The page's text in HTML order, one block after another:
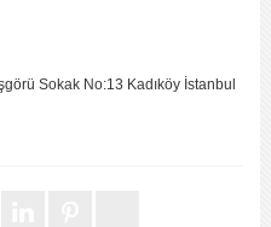
Sokak No:13 Kadıköy İstanbul